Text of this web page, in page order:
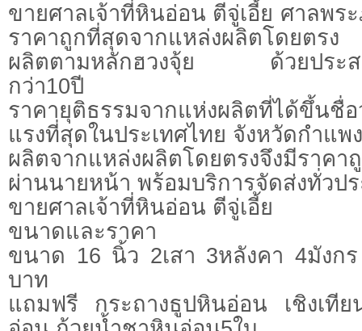
ขายศาลเจ้าที่หินอ่อน ตีจู่เอี้ย ศาลพร
ราคาถูกที่สุดจากแหล่งผลิตโดยตรง
ผลิตตามหลักฮวงจุ้ย ด้วยประส
กว่า10ปี
ราคายุติธรรมจากแห่งผลิตที่ได้ขึ้นชื่
แรงที่สุดในประเทศไทย จังหวัดกำแพ
ผลิตจากแหล่งผลิตโดยตรงจึงมีราคา
ผ่านนายหน้า พร้อมบริการจัดส่งทั่วป
ขายศาลเจ้าที่หินอ่อน ตีจู่เอี้ย
ขนาดและราคา
ขนาด 16 นิ้ว 2เสา 3หลังคา 4มังก
บาท
แถมฟรี กระถางธูปหินอ่อน เชิงเที